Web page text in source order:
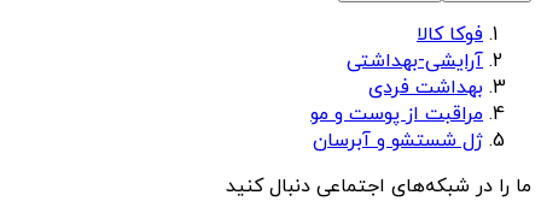
فوکا کالا
آرایشی-بهداشتی
بهداشت فردی
مراقبت از پوست و مو
ژل شستشو و آبرسان
ما را در شبکه‌های اجتماعی دنبال کنید